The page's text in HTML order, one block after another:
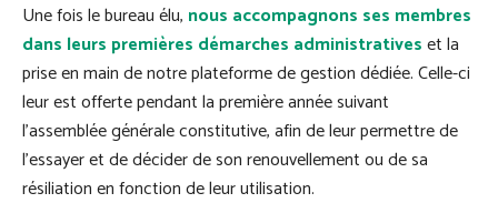
Une fois le bureau élu, nous accompagnons ses membres
dans leurs premières démarches administrativeset la
prise en main de notre plateforme de gestion dédiée. Celle-ci
leur est offerte pendant la première année suivant
l’assemblée générale constitutive, afin de leur permettre de
l’essayer et de décider de son renouvellement ou de sa
résiliation en fonction de leur utilisation.